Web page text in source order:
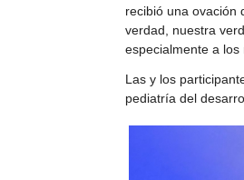
recibió una ovación
verdad, nuestra
especialmente a los
Las y los
pediatría del